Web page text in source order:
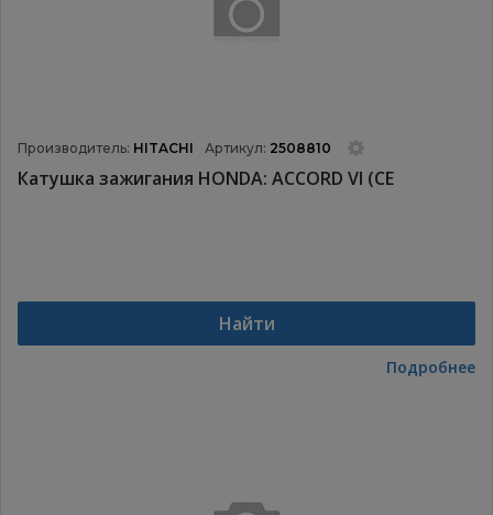
Производитель: HITACHI Артикул: 2508810
Катушка зажигания HONDA: ACCORD VI (CE
Найти
Подробнее